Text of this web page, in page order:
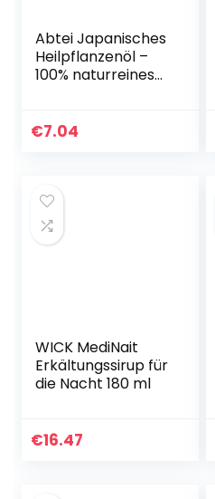
Abtei Japanisches
Heilpflanzenöl –
100% naturreines
Inhalieren und
€7.04
WICK MediNait
Erkältungssirup für
die Nacht 180 ml
€16.47